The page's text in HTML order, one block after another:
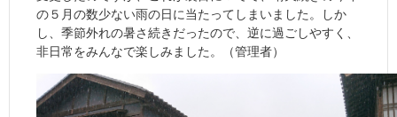
の５月の数少ない雨の日に当たってしまいました。しか
し、季節外れの暑さ続きだったので、逆に過ごしやすく、
非日常をみんなで楽しみました。（管理者）